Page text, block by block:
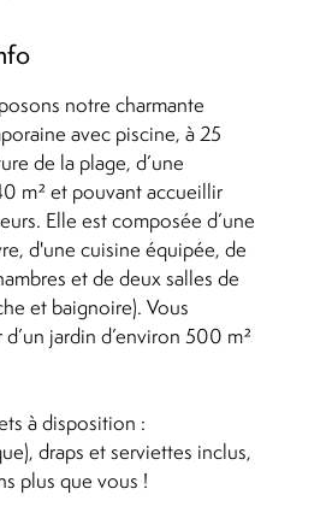
notre charmante
avec piscine, à 25
de la plage, d’une
m² et pouvant accueillir
Elle est composée d’une
d'une cuisine équipée, de
et de deux salles de
et baignoire). Vous
jardin d’environ 500 m²
à disposition :
draps et serviettes inclus,
plus que vous !